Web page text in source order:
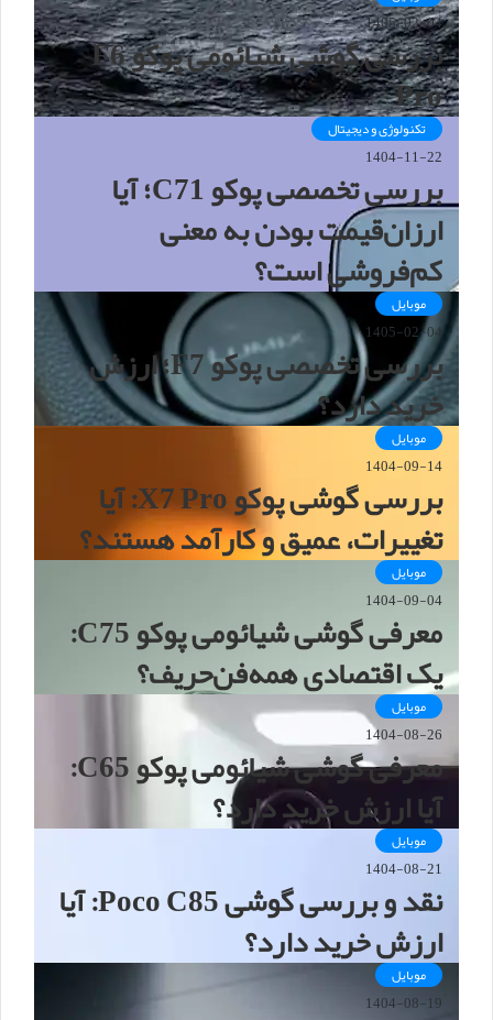
1405-02-04
بررسی گوشی شیائومی پوکو F6
Pro
تکنولوژی و دیجیتال
1404-11-22
بررسی تخصصی پوکو C71؛ آیا
ارزان‌قیمت بودن به معنی
کم‌فروشی است؟
موبایل
1405-02-04
بررسی تخصصی پوکو F7؛ ارزش
خرید دارد؟
موبایل
1404-09-14
بررسی گوشی پوکو X7 Pro: آیا
تغییرات، عمیق و کارآمد هستند؟
موبایل
1404-09-04
معرفی گوشی شیائومی پوکو C75:
یک اقتصادی همه‌فن‌حریف؟
موبایل
1404-08-26
معرفی گوشی شیائومی پوکو C65:
آیا ارزش خرید دارد؟
موبایل
1404-08-21
نقد و بررسی گوشی Poco C85: آیا
ارزش خرید دارد؟
موبایل
1404-08-19